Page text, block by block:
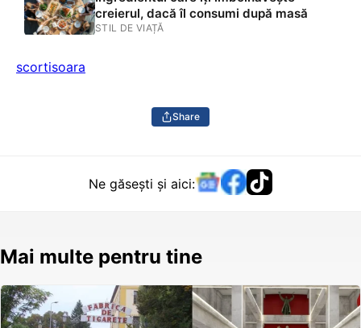
creierul, dacă îl consumi după masă
STIL DE VIAȚĂ
scortisoara
Share
Ne găsești și aici:
Mai multe pentru tine